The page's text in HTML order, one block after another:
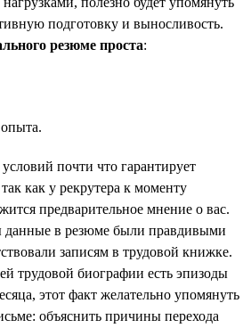
подготовку и выносливость.
резюме проста:
опыта.
почти что гарантирует
как у рекрутера к моменту
предварительное мнение о вас.
данные в резюме были правдивыми
записям в трудовой книжке.
трудовой биографии есть эпизоды
этот факт желательно упомянуть
объяснить причины перехода